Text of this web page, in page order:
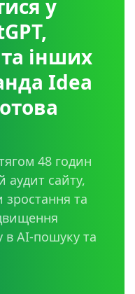
у
інших
Idea
48 годин
сайту,
та
в AI-пошуку та